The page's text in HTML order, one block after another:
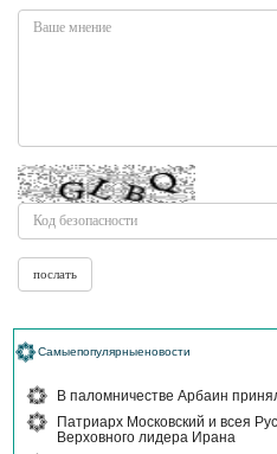
Самыепопулярныеновости
В паломничестве Арбаин
Патриарх Московский и всея
Верховного лидера Ирана